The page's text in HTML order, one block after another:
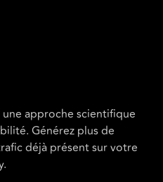
approche scientifique
Générez plus de
déjà présent sur votre